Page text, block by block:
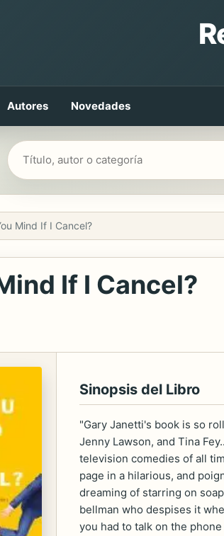
Autores Novedades
Buscar libros
Mind If I Cancel?
If I Cancel?
Sinopsis del Libro
"Gary Janetti's book is so
Jenny Lawson, and Tina
television comedies of all
page in a hilarious, and
dreaming of starring on
bellman who despises it
you had to talk on the